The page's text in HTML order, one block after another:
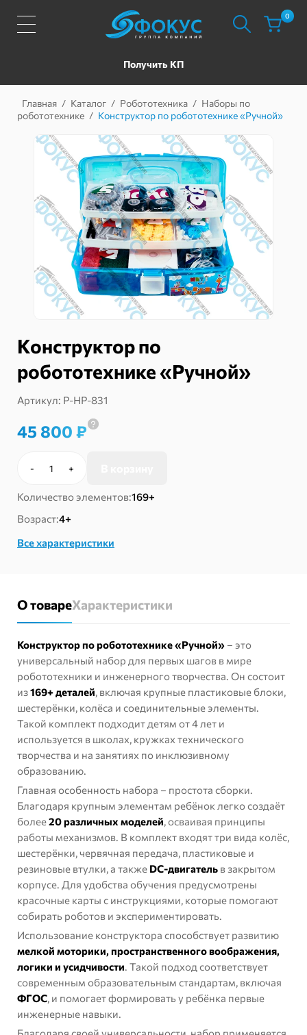
Получить КП
0
Главная / Каталог / Робототехника / Наборы по
робототехнике / Конструктор по робототехнике «Ручной»
Конструктор по
робототехнике «Ручной»
Артикул: Р-НР-831
45 800 ₽
-
Количество
Конструктор
по
«Ручной»
+
Количество элементов:169+
Возраст:4+
Все характеристики
О товареХарактеристики
Конструктор по робототехнике «Ручной» – это
универсальный набор для первых шагов в мире
робототехники и инженерного творчества. Он состоит
из169+ деталей, включая крупные пластиковые блоки,
шестерёнки, колёса и соединительные элементы.
Такой комплект подходит детям от 4 лет и
используется в школах, кружках технического
творчества и на занятиях по инклюзивному
образованию.
Главная особенность набора – простота сборки.
Благодаря крупным элементам ребёнок легко создаёт
более20 различных моделей, осваивая принципы
работы механизмов. В комплект входят три вида колёс,
шестерёнки, червячная передача, пластиковые и
резиновые втулки, а также DC-двигатель в закрытом
корпусе. Для удобства обучения предусмотрены
красочные карты с инструкциями, которые помогают
собирать роботов и экспериментировать.
Использование конструктора способствует развитию
мелкой моторики, пространственного воображения,
логики и усидчивости. Такой подход соответствует
современным образовательным стандартам, включая
ФГОС, и помогает формировать у ребёнка первые
инженерные навыки.